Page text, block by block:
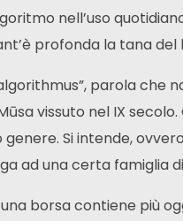
nell’uso
profonda la tana
parola che
vissuto nel IX
Si intende,
ad una certa famiglia
borsa contiene più